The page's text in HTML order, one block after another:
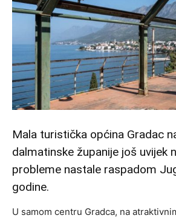
Mala turistička općina Gradac
dalmatinske županije još uvijek
probleme nastale raspadom
godine.
U samom centru Gradca, na